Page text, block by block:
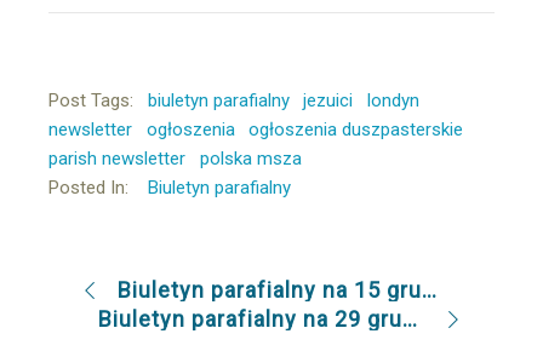
Post Tags: biuletyn parafialny jezuici
londyn
newsletter
ogłoszenia
ogłoszenia duszpasterskie
parish newsletter
polska msza
Posted In:
Biuletyn parafialny
Biuletyn parafialny na 15 grudnia
Biuletyn parafialny na 29 grudnia